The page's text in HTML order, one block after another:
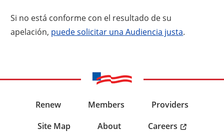
Si no está conforme con el resultado de su
apelación, puede solicitar una Audiencia justa.
Renew Members
Providers
Site Map
About
Careers